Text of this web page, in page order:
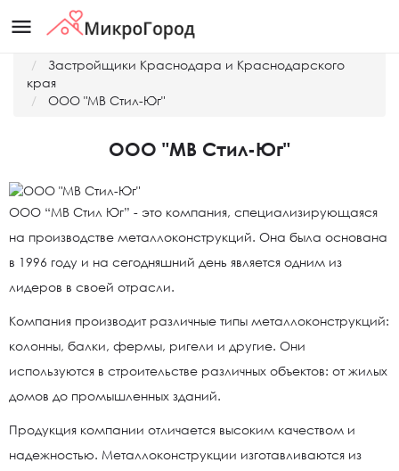
menu
Застройщики Краснодара и Краснодарского
края
ООО "МВ Стил-Юг"
ООО "МВ Стил-Юг"
ООО “МВ Стил Юг” - это компания, специализирующаяся
на производстве металлоконструкций. Она была основана
в 1996 году и на сегодняшний день является одним из
лидеров в своей отрасли.
Компания производит различные типы металлоконструкций:
колонны, балки, фермы, ригели и другие. Они
используются в строительстве различных объектов: от жилых
домов до промышленных зданий.
Продукция компании отличается высоким качеством и
надежностью. Металлоконструкции изготавливаются из